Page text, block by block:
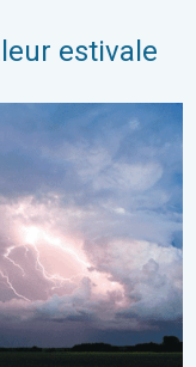
estivale
votre dimanche. . .